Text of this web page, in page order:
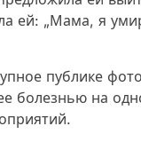
ей: „Мама, я
публике
болезнью на